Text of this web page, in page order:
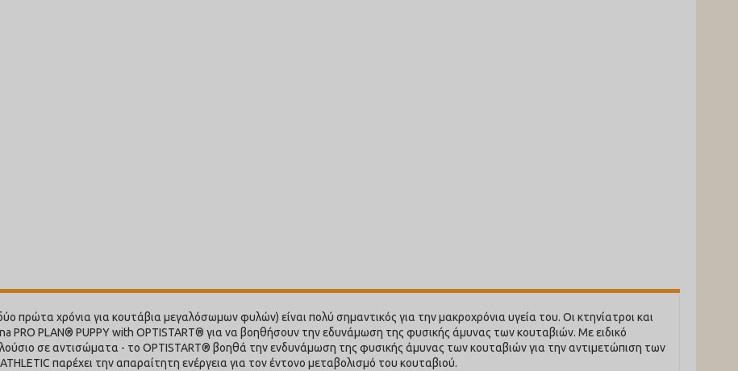
πρώτα χρόνια για κουτάβια μεγαλόσωμων φυλών) είναι πολύ σημαντικός για την μακροχρόνια υγεία του. Οι κτηνίατροι και
PRO PLAN® PUPPY with OPTISTART® για να βοηθήσουν την εδυνάμωση της φυσικής άμυνας των κουταβιών. Με ειδικό
σε αντισώματα - το OPTISTART® βοηθά την ενδυνάμωση της φυσικής άμυνας των κουταβιών για την αντιμετώπιση των
παρέχει την απαραίτητη ενέργεια για τον έντονο μεταβολισμό του κουταβιού.